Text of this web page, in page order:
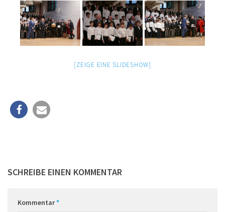
[ZEIGE EINE SLIDESHOW]
SCHREIBE EINEN KOMMENTAR
Kommentar*